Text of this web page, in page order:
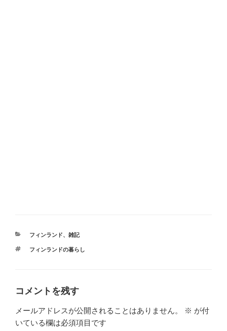
カ
ゴ
フィンランド、 雑記
タ
フィンランドの暮らし
コメントを残す
メールアドレスが公開されることはありません。 ※ が付
いている欄は必須項目です